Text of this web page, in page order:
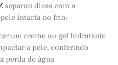
separou dicas com a
intacta no frio:
um creme ou gel hidratante
a pele, conferindo
perda de água